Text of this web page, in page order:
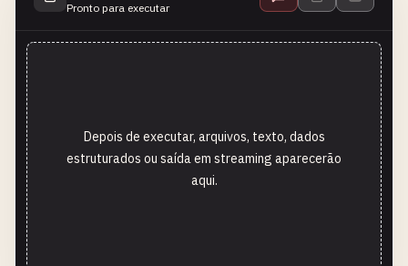
Pronto para executar
Depois de executar, arquivos, texto, dados
estruturados ou saída em streaming aparecerão
aqui.